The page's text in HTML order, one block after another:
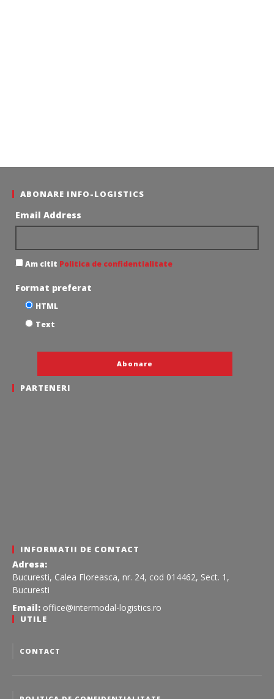
ABONARE INFO-LOGISTICS
Email Address
Am citit Politica de confidentialitate
Format preferat
HTML
Text
PARTENERI
INFORMATII DE CONTACT
Adresa:
Bucuresti, Calea Floreasca, nr. 24, cod 014462, Sect. 1,
Bucuresti
Email: office@intermodal-logistics.ro
UTILE
CONTACT